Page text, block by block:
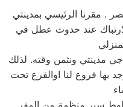
. مقرنا الرئيسي بمدينتي‏
عند حدوث عطل في
بها فروع لنا اوالفرع تحت
سير منظمة من المقر